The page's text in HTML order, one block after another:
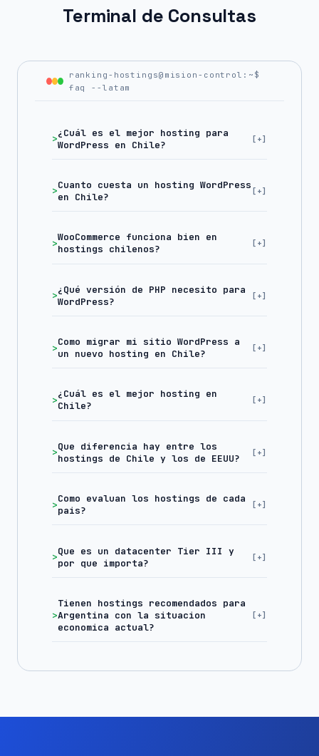
Terminal de Consultas
ranking-hostings@mision-control:~$
faq --latam
¿Cuál es el mejor hosting para
WordPress en Chile?
Cuanto cuesta un hosting WordPress
en Chile?
WooCommerce funciona bien en
hostings chilenos?
¿Qué versión de PHP necesito para
WordPress?
Como migrar mi sitio WordPress a
un nuevo hosting en Chile?
¿Cuál es el mejor hosting en
Chile?
Que diferencia hay entre los
hostings de Chile y los de EEUU?
Como evaluan los hostings de cada
pais?
Que es un datacenter Tier III y
por que importa?
Tienen hostings recomendados para
Argentina con la situacion
economica actual?